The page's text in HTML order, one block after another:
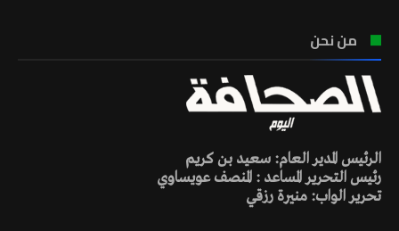
من نحن
الرئيس المدير العام: سعيد بن كريم
رئيس التحرير المساعد : المنصف عويساوي
تحرير الواب: منيرة رزقي